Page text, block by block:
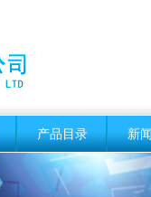
产品目录 新